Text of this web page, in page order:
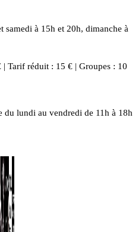
samedi à 15h et 20h, dimanche à
Tarif réduit : 15 € | Groupes : 10
du lundi au vendredi de 11h à 18h